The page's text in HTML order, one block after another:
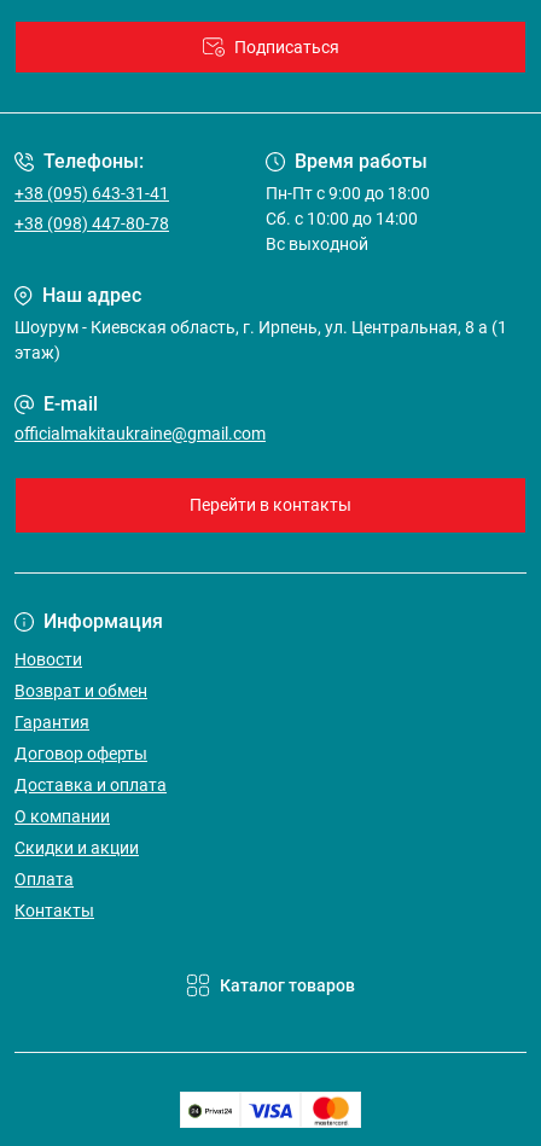
Подписаться
Телефоны:
+38 (095) 643-31-41
+38 (098) 447-80-78
Время работы
Пн-Пт с 9:00 до 18:00
Сб. с 10:00 до 14:00
Вс выходной
Наш адрес
Шоурум - Киевская область, г. Ирпень, ул. Центральная, 8 а (1
этаж)
E-mail
officialmakitaukraine@gmail.com
Перейти в контакты
Информация
Новости
Возврат и обмен
Гарантия
Договор оферты
Доставка и оплата
О компании
Скидки и акции
Оплата
Контакты
Каталог товаров